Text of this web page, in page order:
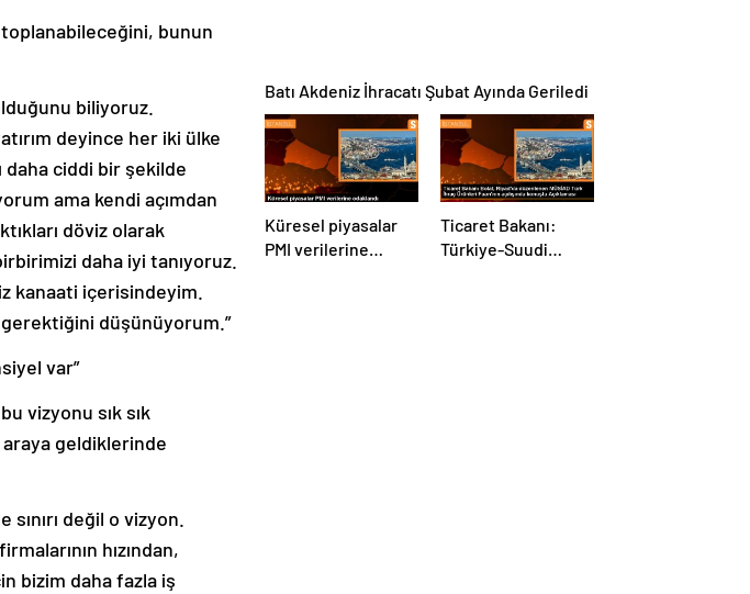
toplanabileceğini, bunun
biliyoruz.
deyince her iki ülke
daha ciddi bir şekilde
ama kendi açımdan
döviz olarak
daha iyi tanıyoruz.
kanaati içerisindeyim.
düşünüyorum.”
var”
vizyonu sık sık
geldiklerinde
değil o vizyon.
hızından,
bizim daha fazla iş
Batı Akdeniz İhracatı Şubat Ayında Geriledi
Küresel piyasalar
PMI verilerine
Ticaret Bakanı:
Türkiye-Suudi